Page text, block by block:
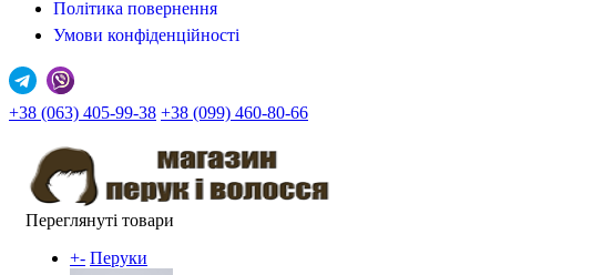
Політика повернення
Умови конфіденційності
+38 (063) 405-99-38 +38 (099) 460-80-66
Переглянуті товари
+- Перуки